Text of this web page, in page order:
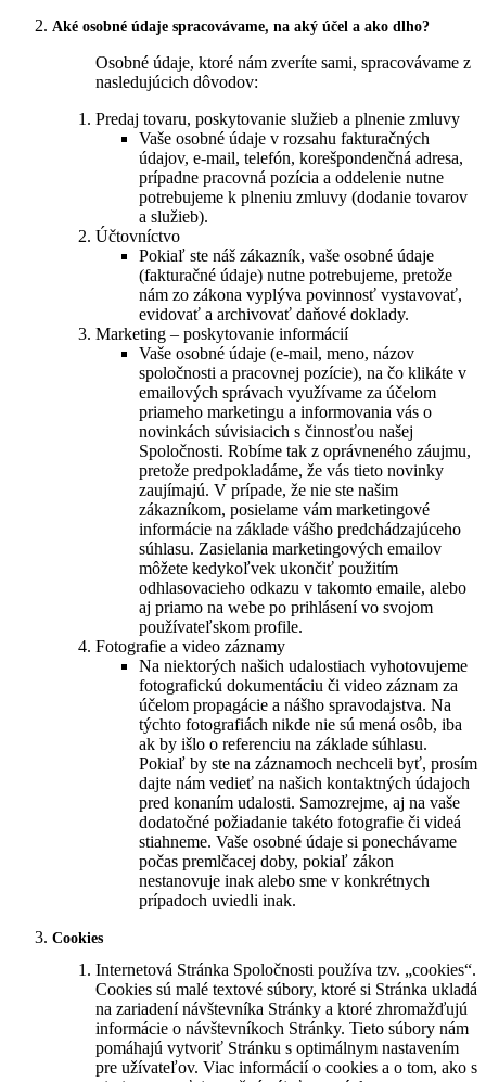
Aké osobné údaje spracovávame, na aký účel a ako dlho?
Osobné údaje, ktoré nám zveríte sami, spracovávame z
nasledujúcich dôvodov:
Predaj tovaru, poskytovanie služieb a plnenie zmluvy
Vaše osobné údaje v rozsahu fakturačných
údajov, e-mail, telefón, korešpondenčná adresa,
prípadne pracovná pozícia a oddelenie nutne
potrebujeme k plneniu zmluvy (dodanie tovarov
a služieb).
Účtovníctvo
Pokiaľ ste náš zákazník, vaše osobné údaje
(fakturačné údaje) nutne potrebujeme, pretože
nám zo zákona vyplýva povinnosť vystavovať,
evidovať a archivovať daňové doklady.
Marketing – poskytovanie informácií
Vaše osobné údaje (e-mail, meno, názov
spoločnosti a pracovnej pozície), na čo klikáte v
emailových správach využívame za účelom
priameho marketingu a informovania vás o
novinkách súvisiacich s činnosťou našej
Spoločnosti. Robíme tak z oprávneného záujmu,
pretože predpokladáme, že vás tieto novinky
zaujímajú. V prípade, že nie ste našim
zákazníkom, posielame vám marketingové
informácie na základe vášho predchádzajúceho
súhlasu. Zasielania marketingových emailov
môžete kedykoľvek ukončiť použitím
odhlasovacieho odkazu v takomto emaile, alebo
aj priamo na webe po prihlásení vo svojom
používateľskom profile.
Fotografie a video záznamy
Na niektorých našich udalostiach vyhotovujeme
fotografickú dokumentáciu či video záznam za
účelom propagácie a nášho spravodajstva. Na
týchto fotografiách nikde nie sú mená osôb, iba
ak by išlo o referenciu na základe súhlasu.
Pokiaľ by ste na záznamoch nechceli byť, prosím
dajte nám vedieť na našich kontaktných údajoch
pred konaním udalosti. Samozrejme, aj na vaše
dodatočné požiadanie takéto fotografie či videá
stiahneme. Vaše osobné údaje si ponechávame
počas premlčacej doby, pokiaľ zákon
nestanovuje inak alebo sme v konkrétnych
prípadoch uviedli inak.
Cookies
Internetová Stránka Spoločnosti používa tzv. „cookies“.
Cookies sú malé textové súbory, ktoré si Stránka ukladá
na zariadení návštevníka Stránky a ktoré zhromažďujú
informácie o návštevníkoch Stránky. Tieto súbory nám
pomáhajú vytvoriť Stránku s optimálnym nastavením
pre užívateľov. Viac informácií o cookies a o tom, ako s